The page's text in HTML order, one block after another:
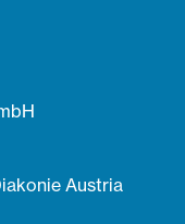
Austria